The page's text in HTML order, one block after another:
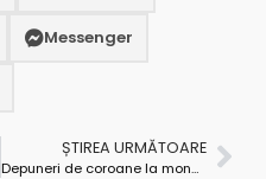
Messenger
ȘTIREA URMĂTOARE
Depuneri de coroane la monumentele eroilor din Mioveni